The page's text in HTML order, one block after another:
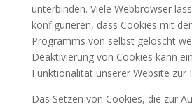
unterbinden. Viele Webbrowser
konfigurieren, dass Cookies mit
Programms von selbst gelöscht
Deaktivierung von Cookies kann
Funktionalität unserer Website zur
Das Setzen von Cookies, die zur